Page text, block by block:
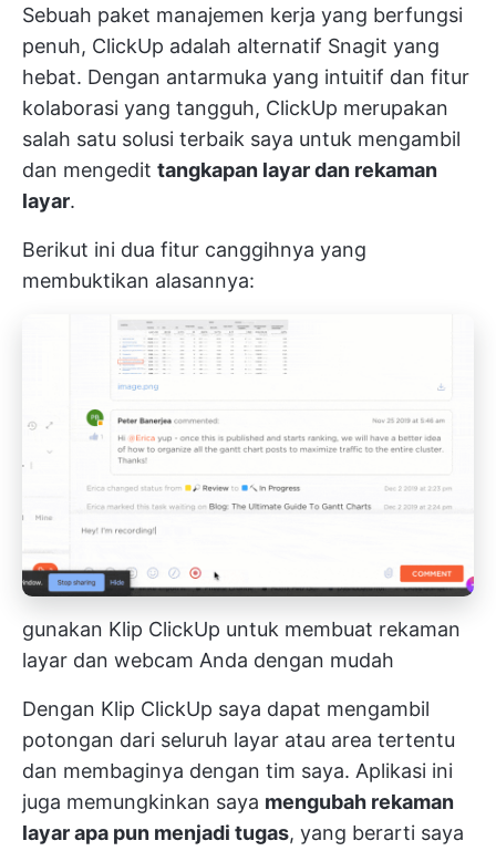
Sebuah paket manajemen kerja yang berfungsi
penuh, ClickUp adalah alternatif Snagit yang
hebat. Dengan antarmuka yang intuitif dan fitur
kolaborasi yang tangguh, ClickUp merupakan
salah satu solusi terbaik saya untuk mengambil
dan mengedit tangkapan layar dan rekaman
layar.
Berikut ini dua fitur canggihnya yang
membuktikan alasannya:
gunakan Klip ClickUp untuk membuat rekaman
layar dan webcam Anda dengan mudah
Dengan Klip ClickUp saya dapat mengambil
potongan dari seluruh layar atau area tertentu
dan membaginya dengan tim saya. Aplikasi ini
juga memungkinkan saya mengubah rekaman
layar apa pun menjadi tugas, yang berarti saya